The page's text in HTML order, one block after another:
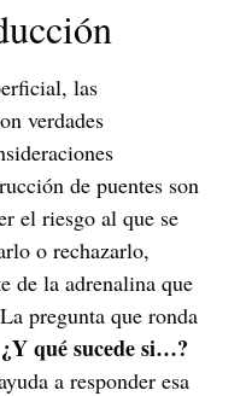
las
verdades
de puentes son
el riesgo al que se
o rechazarlo,
de la adrenalina que
pregunta que ronda
¿Y qué sucede si…?
a responder esa